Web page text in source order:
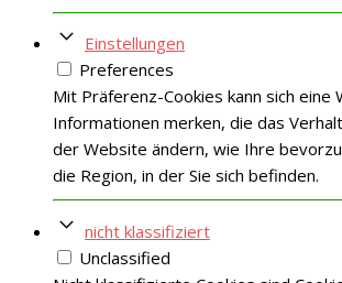
Einstellungen
Preferences
Mit Präferenz-Cookies kann sich eine
Informationen merken, die das
der Website ändern, wie Ihre
die Region, in der Sie sich befinden.
nicht klassifiziert
Unclassified